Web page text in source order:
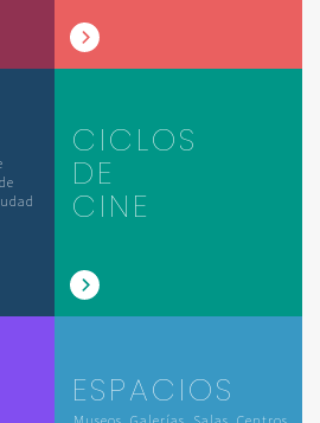
CICLOS
DE
CINE
ESPACIOS